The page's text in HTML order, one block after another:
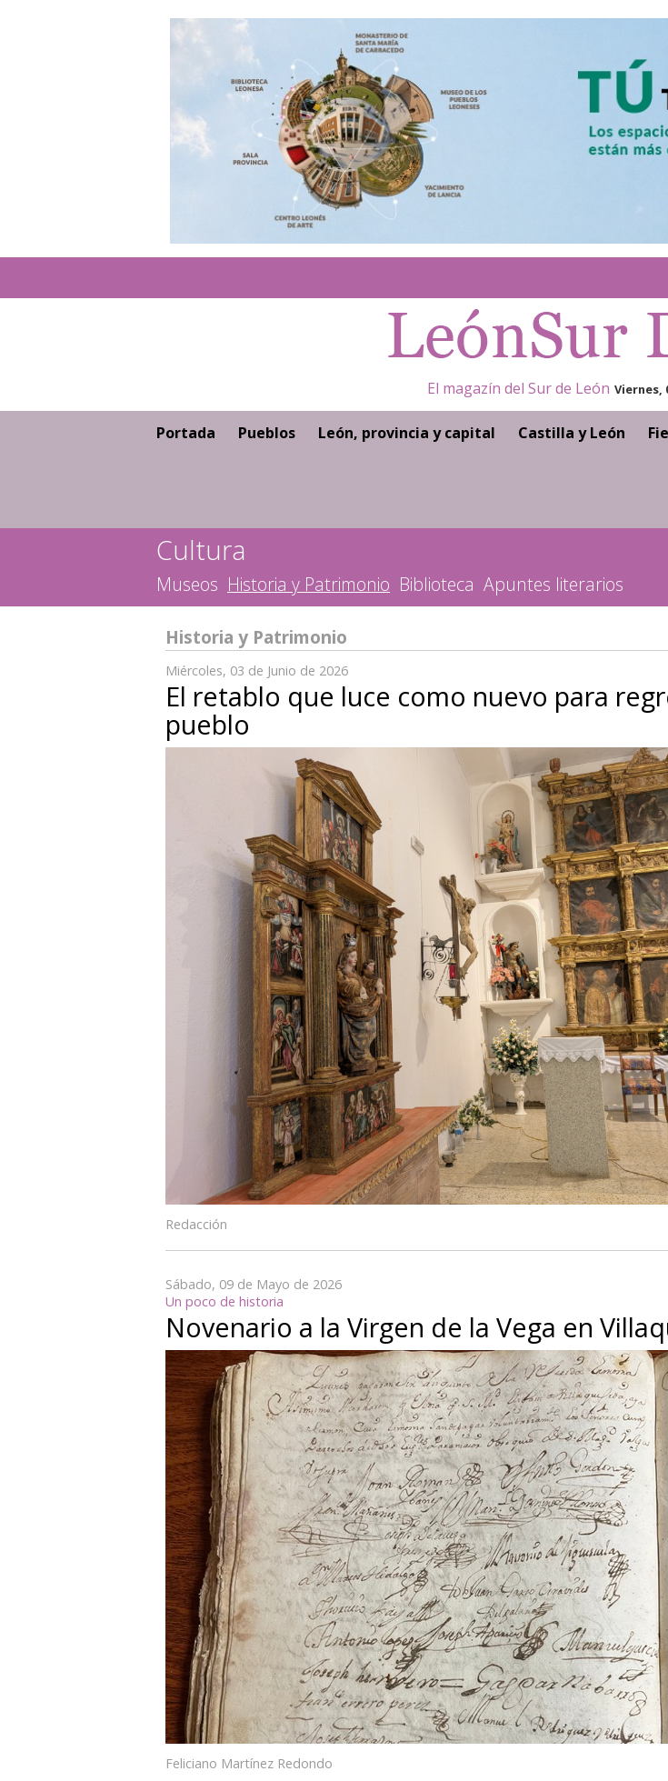
El magazín del Sur de León Viernes,
Portada Pueblos León, provincia y capital Castilla y León
Cultura
Museos Historia y Patrimonio Biblioteca Apuntes literarios
Historia y Patrimonio
Miércoles, 03 de Junio de 2026
El retablo que luce como nuevo para
pueblo
Redacción
Sábado, 09 de Mayo de 2026
Un poco de historia
Novenario a la Virgen de la Vega en
Feliciano Martínez Redondo